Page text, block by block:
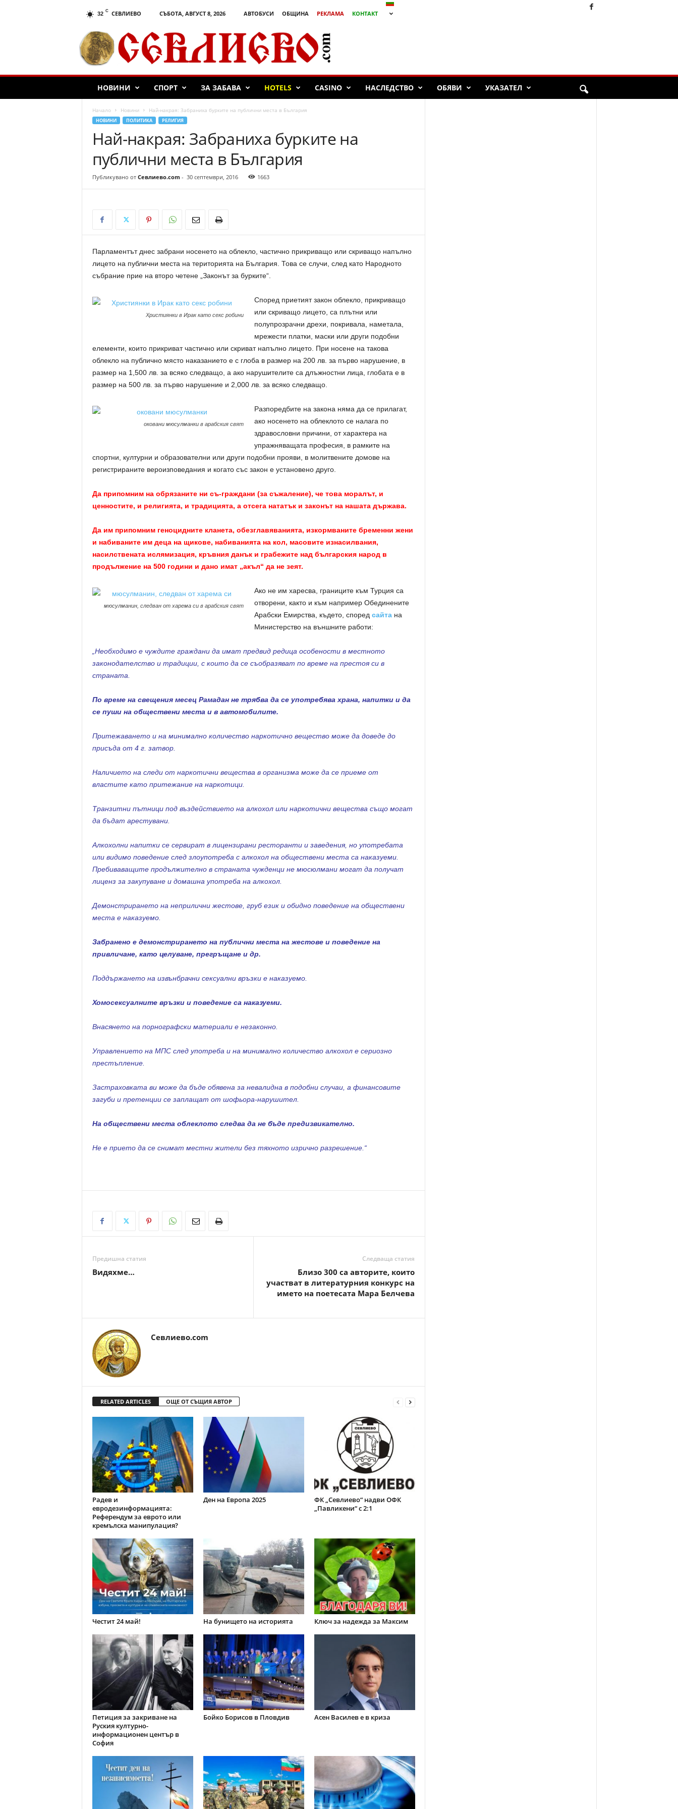
32 C СЕВЛИЕВО СЪБОТА, АВГУСТ 8, 2026 АВТОБУСИ ОБЩИНА РЕКЛАМА
КОНТАКТ
в
л
е
о
НОВИНИ СПОРТ ЗА ЗАБАВА HOTELS CASINO НАСЛЕДСТВО ОБЯВИ УКАЗАТЕЛ
Начало Новини Най-накрая: Забраниха бурките на публични места в България
НОВИНИ ПОЛИТИКА РЕЛИГИЯ
Най-накрая: Забраниха бурките на
публични места в България
Публикувано от Севлиево.com - 30 септември, 2016 1663
Парламентът днес забрани носенето на облекло, частично прикриващо или скриващо напълно
лицето на публични места на територията на България. Това се случи, след като Народното
събрание прие на второ четене „Законът за бурките“.
Християнки в Ирак като секс робини
Според приетият закон облекло, прикриващо
или скриващо лицето, са плътни или
полупрозрачни дрехи, покривала, наметала,
мрежести платки, маски или други подобни
елементи, които прикриват частично или скриват напълно лицето. При носене на такова
облекло на публично място наказанието е с глоба в размер на 200 лв. за първо нарушение, в
размер на 1,500 лв. за всяко следващо, а ако нарушителите са длъжностни лица, глобата е в
размер на 500 лв. за първо нарушение и 2,000 лв. за всяко следващо.
оковани мюсулманки в арабския свят
Разпоредбите на закона няма да се прилагат,
ако носенето на облеклото се налага по
здравословни причини, от характера на
упражняващата професия, в рамките на
спортни, културни и образователни или други подобни прояви, в молитвените домове на
регистрираните вероизповедания и когато със закон е установено друго.
Да припомним на обрязаните ни съ-граждани (за съжаление), че това моралът, и
ценностите, и религията, и традицията, а отсега нататък и законът на нашата държава.
Да им припомним геноцидните кланета, обезглавяванията, изкормваните бременни жени
и набиваните им деца на щикове, набиванията на кол, масовите изнасилвания,
насилствената ислямизация, кръвния данък и грабежите над българския народ в
продължение на 500 години и дано имат „акъл“ да не зеят.
мюсулманин, следван от харема си в арабския свят
Ако не им харесва, границите към Турция са
отворени, както и към например Обединените
Арабски Емирства, където, според сайтана
Министерство на външните работи:
„Необходимо е чуждите граждани да имат предвид редица особености в местното
законодателство и традиции, с които да се съобразяват по време на престоя си в
страната.
По време на свещения месец Рамадан не трябва да се употребява храна, напитки и да
се пуши на обществени места и в автомобилите.
Притежаването и на минимално количество наркотично вещество може да доведе до
присъда от 4 г. затвор.
Наличието на следи от наркотични вещества в организма може да се приеме от
властите като притежание на наркотици.
Транзитни пътници под въздействието на алкохол или наркотични вещества също могат
да бъдат арестувани.
Алкохолни напитки се сервират в лицензирани ресторанти и заведения, но употребата
или видимо поведение след злоупотреба с алкохол на обществени места са наказуеми.
Пребиваващите продължително в страната чужденци не мюсюлмани могат да получат
лиценз за закупуване и домашна употреба на алкохол.
Демонстрирането на неприлични жестове, груб език и обидно поведение на обществени
места е наказуемо.
Забранено е демонстрирането на публични места на жестове и поведение на
привличане, като целуване, прегръщане и др.
Поддържането на извънбрачни сексуални връзки е наказуемо.
Хомосексуалните връзки и поведение са наказуеми.
Внасянето на порнографски материали е незаконно.
Управлението на МПС след употреба и на минимално количество алкохол е сериозно
престъпление.
Застраховката ви може да бъде обявена за невалидна в подобни случаи, а финансовите
загуби и претенции се заплащат от шофьора-нарушител.
На обществени места облеклото следва да не бъде предизвикателно.
Не е прието да се снимат местни жители без тяхното изрично разрешение.“
Предишна статия
Видяхме…
Следваща статия
Близо 300 са авторите, които
участват в литературния конкурс на
името на поетесата Мара Белчева
Севлиево.com
RELATED ARTICLES ОЩЕ ОТ СЪЩИЯ АВТОР
Радев и
евродезинформацията:
Референдум за еврото или
кремълска манипулация?
Ден на Европа 2025
ФК „Севлиево“ надви ОФК
„Павликени“ с 2:1
Честит 24 май! На бунището на историята Ключ за надежда за Максим
Петиция за закриване на
Руския културно-
информационен център в
София
Бойко Борисов в Пловдив Асен Василев е в криза